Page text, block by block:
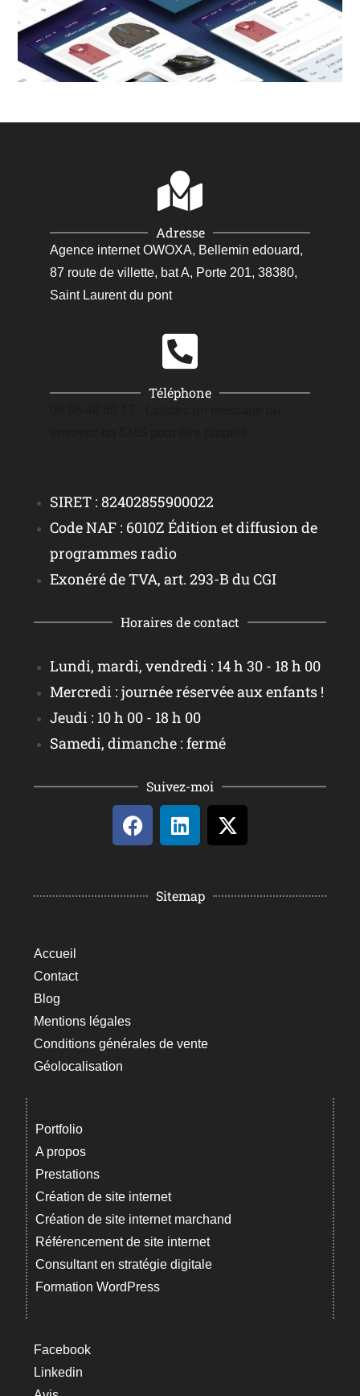
Adresse
Agence internet OWOXA, Bellemin edouard,
87 route de villette, bat A, Porte 201, 38380,
Saint Laurent du pont
Téléphone
SIRET : 82402855900022
Code NAF : 6010Z Édition et diffusion de
programmes radio
Exonéré de TVA, art. 293-B du CGI
Horaires de contact
Lundi, mardi, vendredi : 14 h 30 - 18 h 00
Mercredi : journée réservée aux enfants !
Jeudi : 10 h 00 - 18 h 00
Samedi, dimanche : fermé
Suivez-moi
Sitemap
Accueil
Contact
Blog
Mentions légales
Conditions générales de vente
Géolocalisation
Portfolio
A propos
Prestations
Création de site internet
Création de site internet marchand
Référencement de site internet
Consultant en stratégie digitale
Formation WordPress
Facebook
Linkedin